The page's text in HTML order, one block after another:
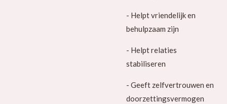
- Helpt vriendelijk en
behulpzaam zijn
- Helpt relaties
stabiliseren
- Geeft zelfvertrouwen en
doorzettingsvermogen